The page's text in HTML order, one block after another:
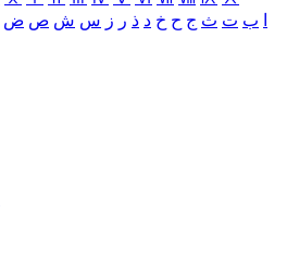
ب ت ث ج ح خ د ذ ر ز س ش ص ض